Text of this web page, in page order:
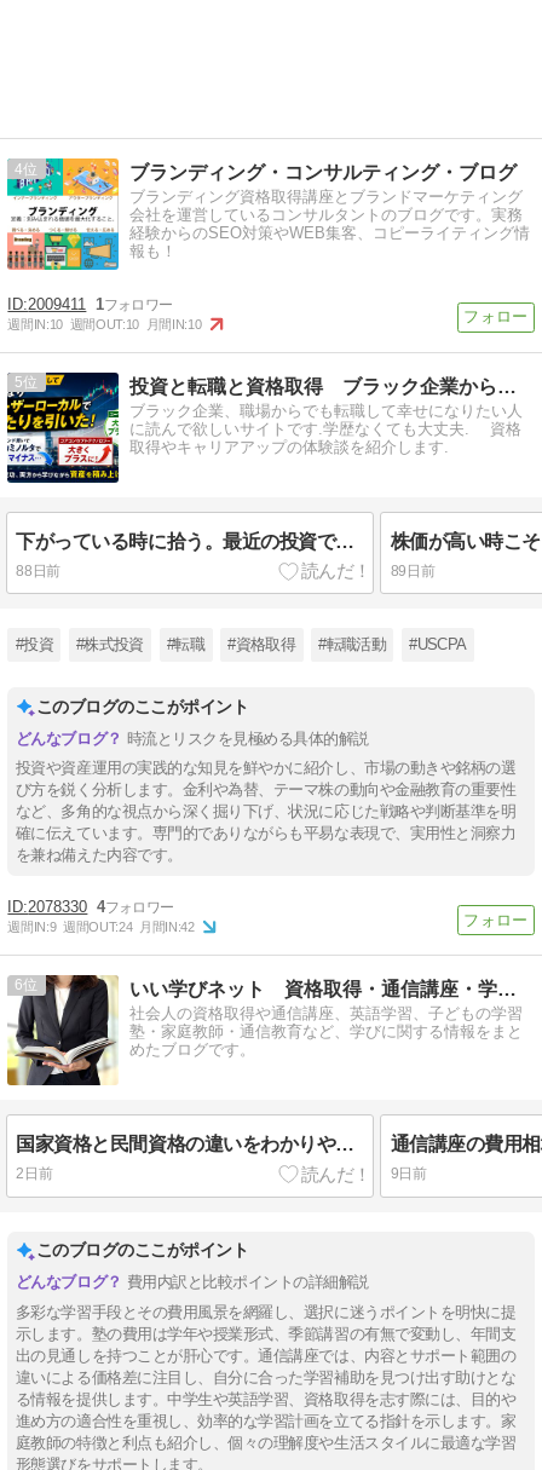
4 ブランディング・コンサルティング・ブログ
ブランディング資格取得講座とブランドマーケティング
会社を運営しているコンサルタントのブログです。実務
経験からのSEO対策やWEB集客、コピーライティング情
報も！
2009411 1
週間IN:10 週間OUT:10 月間IN:10
5 投資と転職と資格取得 ブラック企業からの逆転
ブラック企業、職場からでも転職して幸せになりたい人
に読んで欲しいサイトです.学歴なくても大丈夫. 資格
取得やキャリアアップの体験談を紹介します.
下がっている時に拾う。最近の投資で感じたこと
88日前 89日前
#投資 #株式投資 #転職 #資格取得 #転職活動 #USCPA
このブログのここがポイント
時流とリスクを見極める具体的解説
投資や資産運用の実践的な知見を鮮やかに紹介し、市場の動きや銘柄の選
び方を鋭く分析します。金利や為替、テーマ株の動向や金融教育の重要性
など、多角的な視点から深く掘り下げ、状況に応じた戦略や判断基準を明
確に伝えています。専門的でありながらも平易な表現で、実用性と洞察力
を兼ね備えた内容です。
2078330 4
週間IN:9 週間OUT:24 月間IN:42
6 いい学びネット 資格取得・通信講座・学び直し情報
社会人の資格取得や通信講座、英語学習、子どもの学習
塾・家庭教師・通信教育など、学びに関する情報をまと
めたブログです。
国家資格と民間資格の違いをわかりやすく解説
2日前
通信講座の費用
9日前
このブログのここがポイント
費用内訳と比較ポイントの詳細解説
多彩な学習手段とその費用風景を網羅し、選択に迷うポイントを明快に提
示します。塾の費用は学年や授業形式、季節講習の有無で変動し、年間支
出の見通しを持つことが肝心です。通信講座では、内容とサポート範囲の
違いによる価格差に注目し、自分に合った学習補助を見つけ出す助けとな
る情報を提供します。中学生や英語学習、資格取得を志す際には、目的や
進め方の適合性を重視し、効率的な学習計画を立てる指針を示します。家
庭教師の特徴と利点も紹介し、個々の理解度や生活スタイルに最適な学習
形態選びをサポートします。